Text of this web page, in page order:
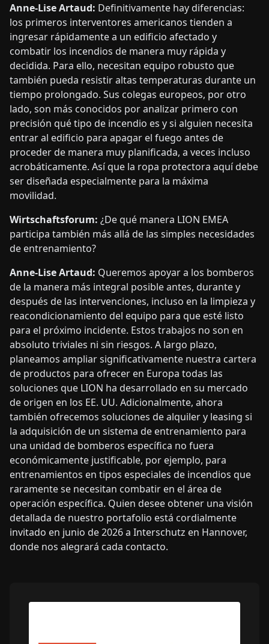
Anne-Lise Artaud: Definitivamente hay diferencias:
los primeros interventores americanos tienden a
ingresar rápidamente a un edificio afectado y
combatir los incendios de manera muy rápida y
decidida. Para ello, necesitan equipo robusto que
también pueda resistir altas temperaturas durante un
tiempo prolongado. Sus colegas europeos, por otro
lado, son más conocidos por analizar primero con
precisión qué tipo de incendio es y si alguien necesita
entrar al edificio para apagar el fuego antes de
proceder de manera muy planificada, a veces incluso
acrobáticamente. Así que la ropa protectora aquí debe
ser diseñada especialmente para la máxima
movilidad.
Wirtschaftsforum: ¿De qué manera LION EMEA
participa también más allá de las simples necesidades
de entrenamiento?
Anne-Lise Artaud: Queremos apoyar a los bomberos
de la manera más integral posible antes, durante y
después de las intervenciones, incluso en la limpieza y
reacondicionamiento del equipo para que esté listo
para el próximo incidente. Estos trabajos no son en
absoluto triviales ni sin riesgos. A largo plazo,
planeamos ampliar significativamente nuestra cartera
de productos para ofrecer en Europa todas las
soluciones que LION ha desarrollado en su mercado
de origen en los EE. UU. Adicionalmente, ahora
también ofrecemos soluciones de alquiler y leasing si
la adquisición de un sistema de entrenamiento para
una unidad de bomberos específica no fuera
económicamente justificable, por ejemplo, para
entrenamientos en tipos especiales de incendios que
raramente se necesitan combatir en el área de
operación específica. Quien desee obtener una visión
detallada de nuestro portafolio está cordialmente
invitado en junio de 2026 a Interschutz en Hannover,
donde nos alegrará cada contacto.